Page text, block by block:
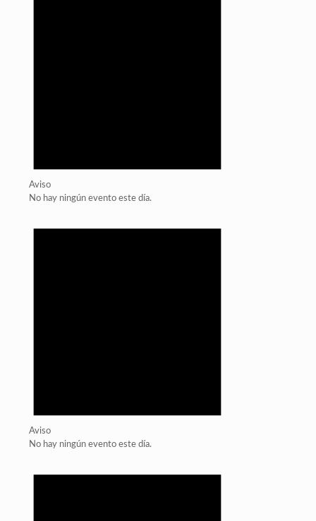
Aviso
No hay ningún evento este día.
Aviso
No hay ningún evento este día.